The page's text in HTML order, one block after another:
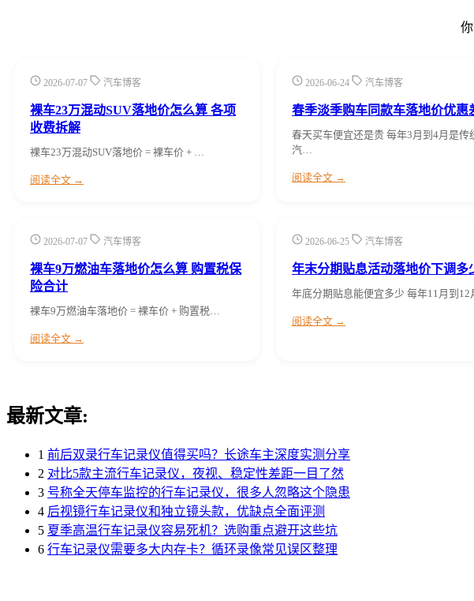
2026-07-07 汽车博客
裸车23万混动SUV落地价怎么算 各项
收费拆解
裸车23万混动SUV落地价 = 裸车价 + …
阅读全文 →
2026-06-24 汽车博客
春季淡季购车同款车落地价优惠
春天买车便宜还是贵 每年3月到4月是传
汽…
阅读全文 →
2026-07-07 汽车博客
裸车9万燃油车落地价怎么算 购置税保
险合计
裸车9万燃油车落地价 = 裸车价 + 购置税…
阅读全文 →
2026-06-25 汽车博客
年末分期贴息活动落地价下调多
年底分期贴息能便宜多少 每年11月到12
阅读全文 →
最新文章:
1 前后双录行车记录仪值得买吗？长途车主深度实测分享
2 对比5款主流行车记录仪，夜视、稳定性差距一目了然
3 号称全天停车监控的行车记录仪，很多人忽略这个隐患
4 后视镜行车记录仪和独立镜头款，优缺点全面评测
5 夏季高温行车记录仪容易死机？选购重点避开这些坑
6 行车记录仪需要多大内存卡？循环录像常见误区整理